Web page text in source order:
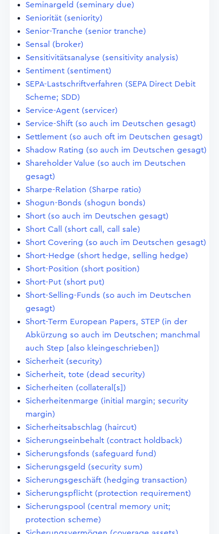
Seminargeld (seminary due)
Seniorität (seniority)
Senior-Tranche (senior tranche)
Sensal (broker)
Sensitivitätsanalyse (sensitivity analysis)
Sentiment (sentiment)
SEPA-Lastschriftverfahren (SEPA Direct Debit
Scheme; SDD)
Service-Agent (servicer)
Service-Shift (so auch im Deutschen gesagt)
Settlement (so auch oft im Deutschen gesagt)
Shadow Rating (so auch im Deutschen gesagt)
Shareholder Value (so auch im Deutschen
gesagt)
Sharpe-Relation (Sharpe ratio)
Shogun-Bonds (shogun bonds)
Short (so auch im Deutschen gesagt)
Short Call (short call, call sale)
Short Covering (so auch im Deutschen gesagt)
Short-Hedge (short hedge, selling hedge)
Short-Position (short position)
Short-Put (short put)
Short-Selling-Funds (so auch im Deutschen
gesagt)
Short-Term European Papers, STEP (in der
Abkürzung so auch im Deutschen; manchmal
auch Step [also kleingeschrieben])
Sicherheit (security)
Sicherheit, tote (dead security)
Sicherheiten (collateral[s])
Sicherheitenmarge (initial margin; security
margin)
Sicherheitsabschlag (haircut)
Sicherungseinbehalt (contract holdback)
Sicherungsfonds (safeguard fund)
Sicherungsgeld (security sum)
Sicherungsgeschäft (hedging transaction)
Sicherungspflicht (protection requirement)
Sicherungspool (central memory unit;
protection scheme)